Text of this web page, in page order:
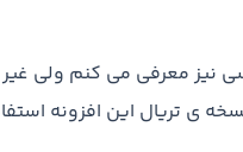
نیز معرفی می کنم ولی
ی تریال این افزونه